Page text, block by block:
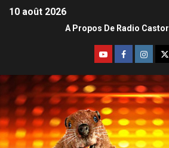
10 août 2026
A Propos De Radio Castor